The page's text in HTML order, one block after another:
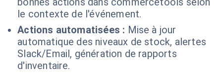
le contexte de l'événement.
Actions automatisées : Mise à jour
automatique des niveaux de stock, alertes
Slack/Email, génération de rapports
d'inventaire.